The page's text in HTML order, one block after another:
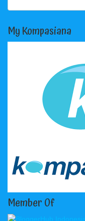
My Kompasiana
Member Of